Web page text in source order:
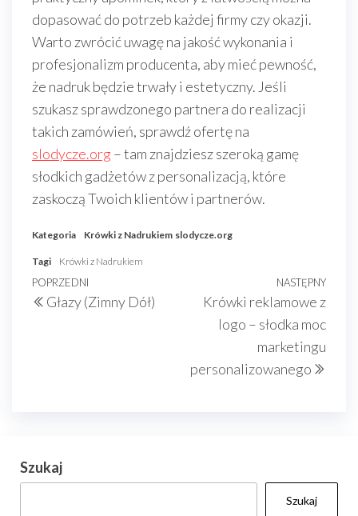
dopasować do potrzeb każdej firmy czy okazji.
Warto zwrócić uwagę na jakość wykonania i
profesjonalizm producenta, aby mieć pewność,
że nadruk będzie trwały i estetyczny. Jeśli
szukasz sprawdzonego partnera do realizacji
takich zamówień, sprawdź ofertę na
slodycze.org – tam znajdziesz szeroką gamę
słodkich gadżetów z personalizacją, które
zaskoczą Twoich klientów i partnerów.
Kategoria Krówki z Nadrukiem slodycze.org
Tagi Krówki z Nadrukiem
Nawigacja
wpisu
Poprzedni
wpis
POPRZEDNI
Głazy (Zimny Dół)
wpis
NASTĘPNY
Krówki reklamowe z
logo – słodka moc
marketingu
personalizowanego
Szukaj
Szukaj